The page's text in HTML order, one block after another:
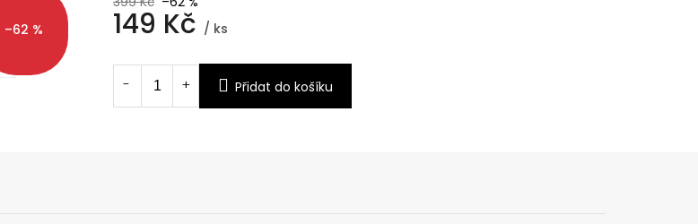
–62 % 149 Kč / ks
cena:
Přidat do košíku